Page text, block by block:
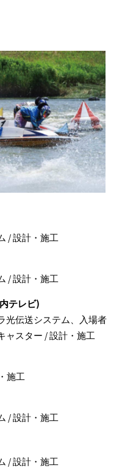
/ 設計・施工
/ 設計・施工
テレビ)
光伝送システム、入場者
ャスター / 設計・施工
施工
/ 設計・施工
/ 設計・施工